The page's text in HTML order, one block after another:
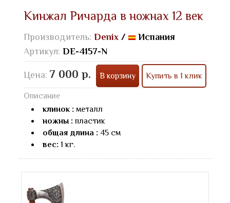
Кинжал Ричарда в ножнах 12 век
Производитель: Denix /
Испания
Артикул: DE-4157-N
Цена: 7 000 р. В корзину Купить в 1 клик
Описание
клинок : металл
ножны :пластик
общая длина : 45 см
вес: 1 кг.